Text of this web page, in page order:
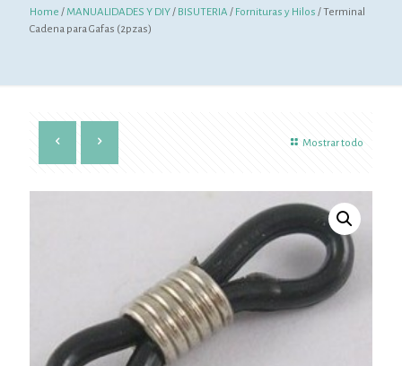
Home /MANUALIDADES Y DIY/ BISUTERIA / Fornituras y Hilos / Terminal
Cadena para Gafas (2pzas)
Mostrar todo